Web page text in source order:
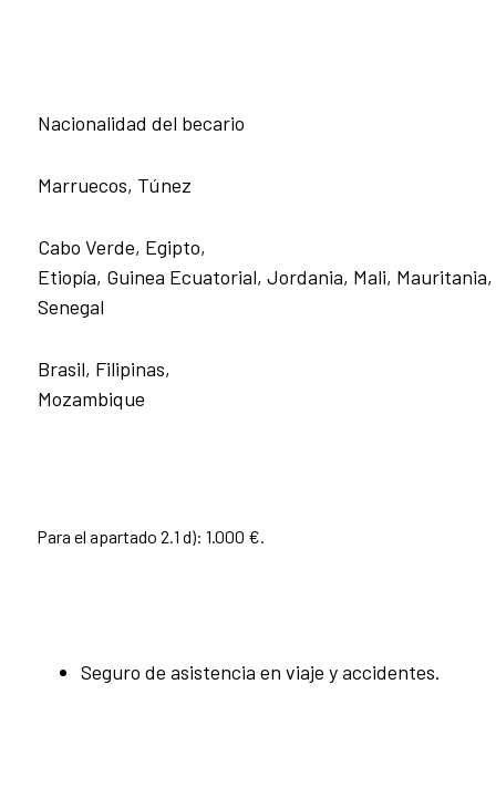
Nacionalidad del becario
Marruecos, Túnez
Cabo Verde, Egipto,
Etiopía, Guinea Ecuatorial, Jordania, Mali,
Senegal
Brasil, Filipinas,
Mozambique
Para el apartado 2.1 d): 1.000 €.
Seguro de asistencia en viaje y accidentes.